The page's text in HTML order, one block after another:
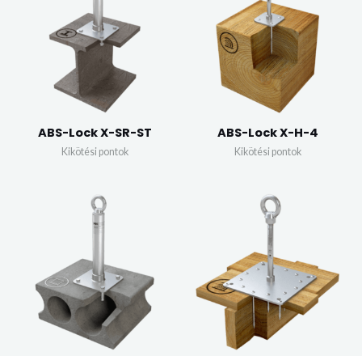
ABS-Lock X-SR-ST
Kikötési pontok
ABS-Lock X-H-4
Kikötési pontok